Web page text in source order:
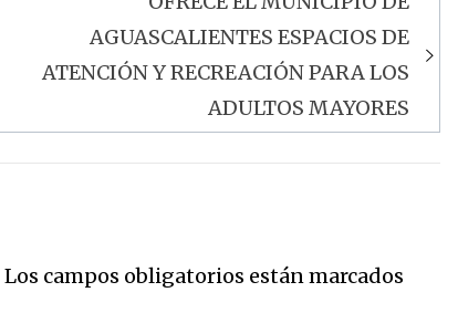
AGUASCALIENTES ESPACIOS DE
ATENCIÓN Y RECREACIÓN PARA LOS
ADULTOS MAYORES
Los campos obligatorios están marcados